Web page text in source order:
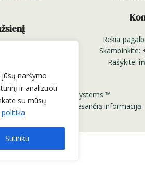
naršymo
ir analizuoti
su mūsų
Sutinku
Rekia
Skambinkite:
Rašykite:
Professional Nail Systems ™
ir platinti svetainėje esančią informaciją.